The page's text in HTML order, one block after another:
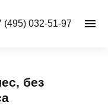
(495) 032-51-97
без